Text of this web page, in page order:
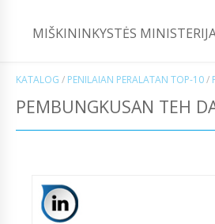
MIŠKININKYSTĖS
KATALOG / PENILAIAN PERALATAN TOP-10/
PEMBUNGKUSAN TEH